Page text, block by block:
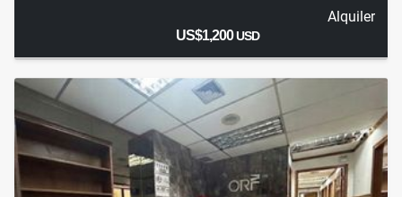
Alquiler
US$1,200USD